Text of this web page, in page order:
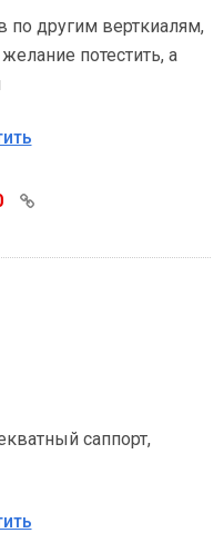
другим верткиалям,
потестить, а
саппорт,